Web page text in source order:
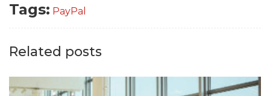
Tags: PayPal
Related posts